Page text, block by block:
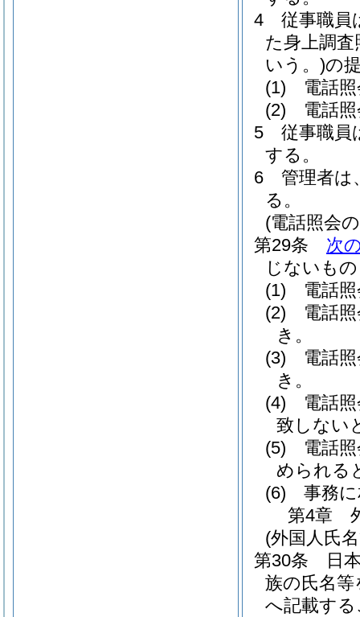
4
従事職員
た身上調
いう。)の
(1)
電話
(2)
電話
5
従事職員
する。
6
管理者は
る。
(電話照会
第29条
次
じないも
(1)
電話
(2)
電話
き。
(3)
電話
き。
(4)
電話
致しない
(5)
電話
められる
(6)
事務
第4章
(外国人氏
第30条
日
族の氏名
へ記載す